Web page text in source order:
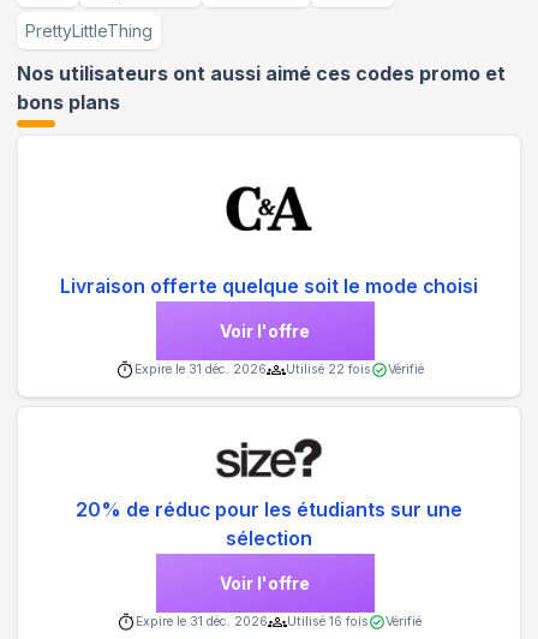
PrettyLittleThing
Nos utilisateurs ont aussi aimé ces codes promo et
bons plans
Livraison offerte quelque soit le mode choisi
Voir l'offre
Expire le 31 déc. 2026 Utilisé 22 fois Vérifié
20% de réduc pour les étudiants sur une
sélection
Voir l'offre
Expire le 31 déc. 2026 Utilisé 16 fois Vérifié